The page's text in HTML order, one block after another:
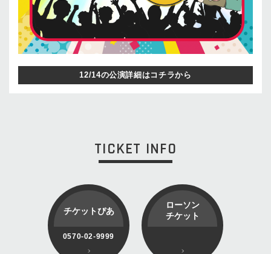
12/14の公演詳細はコチラから
TICKET INFO
チケットぴあ
0570-02-9999
ローソン
チケット